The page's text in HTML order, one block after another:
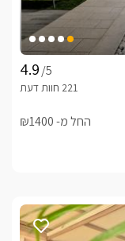
/5
החל מ- ₪1400